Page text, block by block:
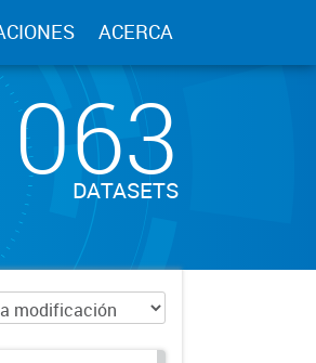
ACERCA
063
DATASETS